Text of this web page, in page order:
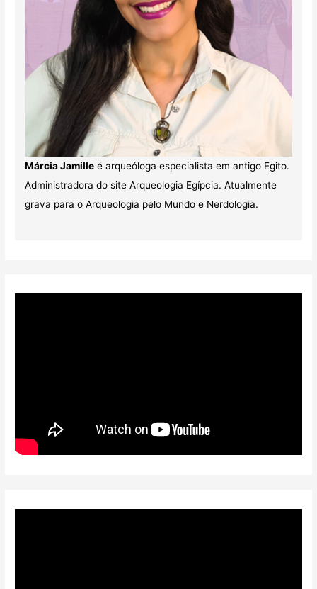
Márcia Jamilleé arqueóloga especialista em antigo Egito.
Administradora do site Arqueologia Egípcia. Atualmente
grava para o Arqueologia pelo Mundo e Nerdologia.